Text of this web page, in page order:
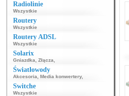
Radiolinie
Wszystkie
Routery
Wszystkie
Routery ADSL
Wszystkie
Solarix
Gniazdka Złącza
Światłowody
Akcesoria Media konwertery,
Switche
Wszystkie